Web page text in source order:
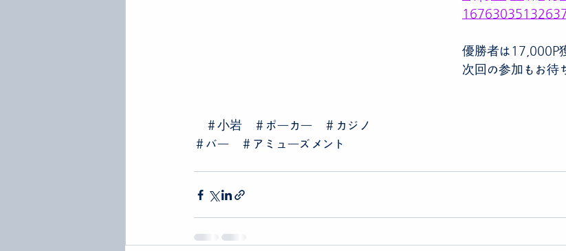
優勝者は17,000P
次回の参加もお待
＃小岩　＃ポーカー　＃カジノ
＃バー　＃アミューズメント